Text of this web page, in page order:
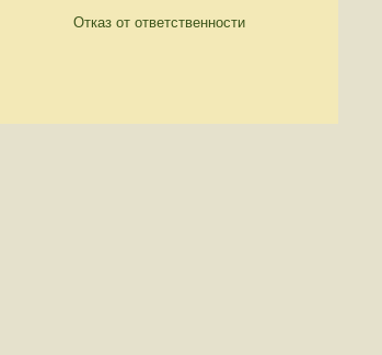
Отказ от ответственности